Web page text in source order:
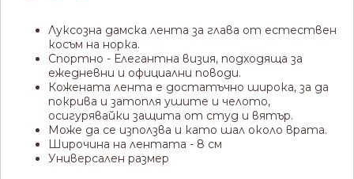
Луксозна дамска лента за глава от естествен
косъм на норка.
Спортно - Елегантна визия, подходяща за
ежедневни и официални поводи.
Кожената лента е достатъчно широка, за да
покрива и затопля ушите и челото,
осигурявайки защита от студ и вятър.
Може да се използва и като шал около врата.
Широчина на лентата - 8 см
Универсален размер